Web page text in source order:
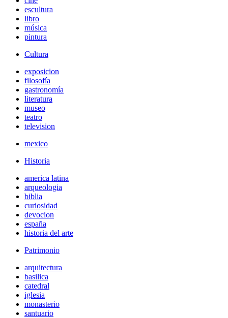
escultura
libro
música
pintura
Cultura
exposicion
filosofía
gastronomía
literatura
museo
teatro
television
mexico
Historia
america latina
arqueologia
biblia
curiosidad
devocion
españa
historia del arte
Patrimonio
arquitectura
basilica
catedral
iglesia
monasterio
santuario